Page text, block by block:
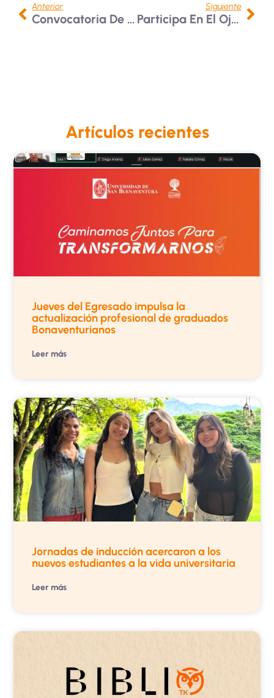
Anterior
Convocatoria De Movilidad Universidad Ces, Colombia 2025
Siguiente
Participa En El Ojo De Iberoamérica
Artículos recientes
Jueves del Egresado impulsa la
actualización profesional de graduados
Bonaventurianos
Leer más
Jornadas de inducción acercaron a los
nuevos estudiantes a la vida universitaria
Leer más